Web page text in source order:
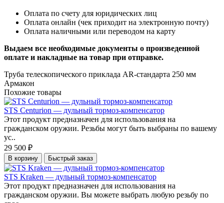
Оплата по счету для юридических лиц
Оплата онлайн (чек приходит на электронную почту)
Оплата наличными или переводом на карту
Выдаем все необходимые документы о произведенной
оплате и накладные на товар при отправке.
Труба телескопического приклада AR-стандарта 250 мм
Армакон
Похожие товары
STS Centurion — дульный тормоз-компенсатор
Этот продукт предназначен для использования на
гражданском оружии. Резьбы могут быть выбраны по вашему
ус..
29 500 ₽
В корзину Быстрый заказ
STS Kraken — дульный тормоз-компенсатор
Этот продукт предназначен для использования на
гражданском оружии. Вы можете выбрать любую резьбу по